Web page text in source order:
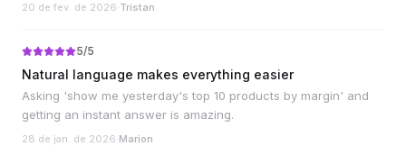
20 de fev. de 2026·Tristan
5/5
Natural language makes everything easier
Asking 'show me yesterday's top 10 products by margin' and
getting an instant answer is amazing.
28 de jan. de 2026·Marion